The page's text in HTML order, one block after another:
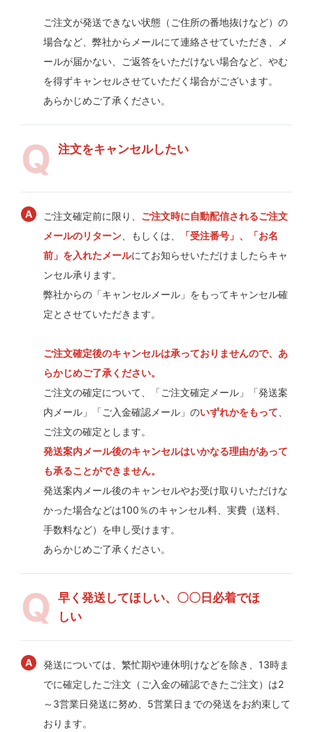
ご注文が発送できない状態（ご住所の番地抜けなど）の
場合など、弊社からメールにて連絡させていただき、メ
ールが届かない、ご返答をいただけない場合など、やむ
を得ずキャンセルさせていただく場合がございます。
あらかじめご了承ください。
注文をキャンセルしたい
ご注文確定前に限り、 ご注文時に自動配信されるご注文
メールのリターン 、もしくは、
「受注番号」、「お名
前」を入れたメールにてお知らせいただけましたらキャ
ンセル承ります。
弊社からの「キャンセルメール」をもってキャンセル確
定とさせていただきます。
ご注文確定後のキャンセルは承っておりませんので、あ
らかじめご了承ください。
ご注文の確定について、「ご注文確定メール」「発送案
内メール」「ご入金確認メール」のいずれかをもって
ご注文の確定とします。
発送案内メール後のキャンセルはいかなる理由があって
も承ることができません。
発送案内メール後のキャンセルやお受け取りいただけな
かった場合などは100％のキャンセル料、実費（送料、
手数料など）を申し受けます。
あらかじめご了承ください。
早く発送してほしい、〇〇日必着でほ
しい
発送については、繁忙期や連休明けなどを除き、13時ま
でに確定したご注文（ご入金の確認できたご注文）は2
～3営業日発送に努め、5営業日までの発送をお約束して
おります。